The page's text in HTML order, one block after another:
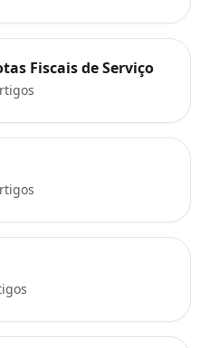
Fiscais de Serviço